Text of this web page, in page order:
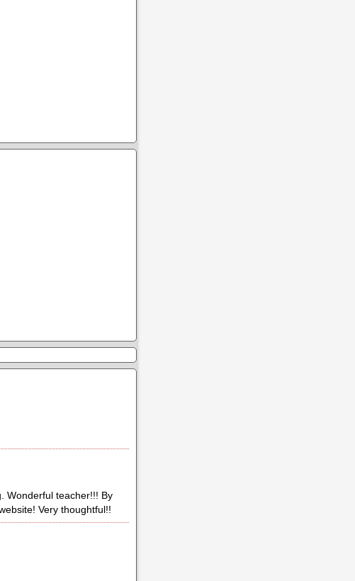
Wonderful teacher!!! By
Very thoughtful!!